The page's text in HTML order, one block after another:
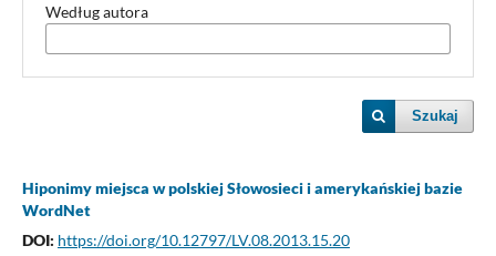
Według autora
Szukaj
Hiponimy miejsca w polskiej Słowosieci i amerykańskiej bazie
WordNet
DOI: https://doi.org/10.12797/LV.08.2013.15.20